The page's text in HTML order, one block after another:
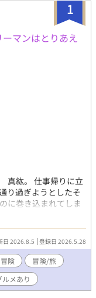
1
ーマンはとりあえ
紘。 仕事帰りに立
り過ぎようとしたそ
に巻き込まれてしま
にゲームが好きなオ
やん。と。 だが様々
出ることに。 元の世
真紘。 そこに護衛と
れてしまい、仕方な
？ 年下イケメン冒険
ケです。でもBLで
インで、恋愛要素ま
日 2026.8.5 登録日 2026.5.28
冒険
冒険/旅
ルメあり